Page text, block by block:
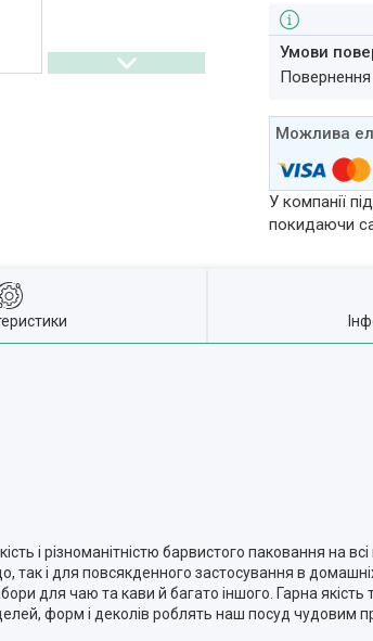
У компанії
покидаючи
і різноманітністю барвистого паковання на
так і для повсякденного застосування в
для чаю та кави й багато іншого. Гарна
форм і деколів роблять наш посуд